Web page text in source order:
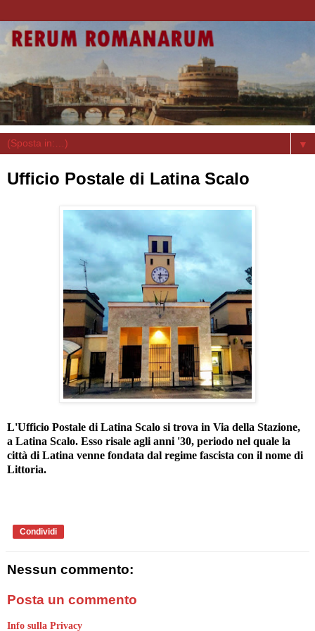
▼
Ufficio Postale di Latina Scalo
L'Ufficio Postale di Latina Scalo si trova in Via della Stazione,
a Latina Scalo. Esso risale agli anni '30, periodo nel quale la
città di Latina venne fondata dal regime fascista con il nome di
Littoria.
Condividi
Nessun commento:
Posta un commento
Info sulla Privacy